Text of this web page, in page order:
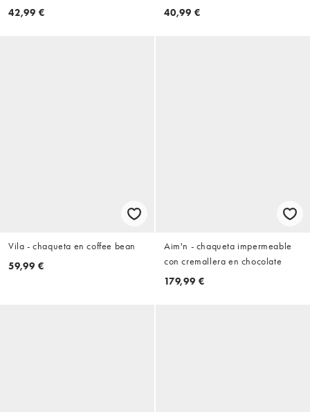
42,99 €
en marrón chocolate
40,99 €
Vila - chaqueta en coffee bean
59,99 €
Aim'n - chaqueta impermeable
con cremallera en chocolate
179,99 €